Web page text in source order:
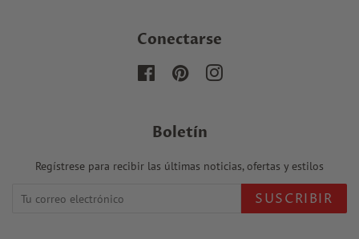
Conectarse
FacebookPinterestInstagram
Boletín
Regístrese para recibir las últimas noticias, ofertas y estilos
SUSCRIBIR